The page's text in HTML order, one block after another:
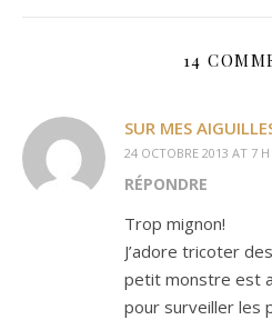
14
SUR MES
24 OCTOBRE 2013 AT 7
RÉPONDRE
Trop mignon!
J’adore tricoter
petit monstre est
pour surveiller les